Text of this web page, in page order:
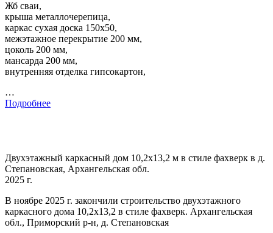
Жб сваи,
крыша металлочерепица,
каркас сухая доска 150х50,
межэтажное перекрытие 200 мм,
цоколь 200 мм,
мансарда 200 мм,
внутренняя отделка гипсокартон,
…
Подробнее
Двухэтажный каркасный дом 10,2х13,2 м в стиле фахверк в д.
Степановская, Архангельская обл.
2025 г.
В ноябре 2025 г. закончили строительство двухэтажного
каркасного дома 10,2х13,2 в стиле фахверк. Архангельская
обл., Приморский р-н, д. Степановская